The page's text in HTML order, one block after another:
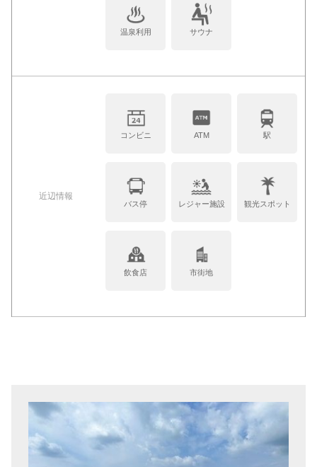
温泉利用 サウナ
近辺情報
コンビニ ATM 駅
バス停 レジャー施設 観光スポット
飲食店 市街地